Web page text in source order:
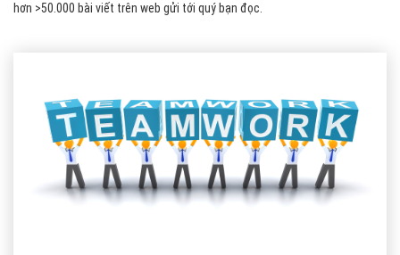
hơn >50.000 bài viết trên web gửi tới quý bạn đọc.